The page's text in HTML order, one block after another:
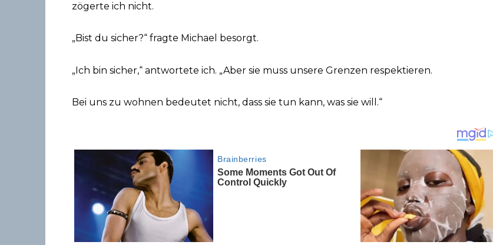
zögerte ich nicht.
„Bist du sicher?“ fragte Michael besorgt.
„Ich bin sicher,“ antwortete ich. „Aber sie muss unsere Grenzen respektieren.
Bei uns zu wohnen bedeutet nicht, dass sie tun kann, was sie will.“